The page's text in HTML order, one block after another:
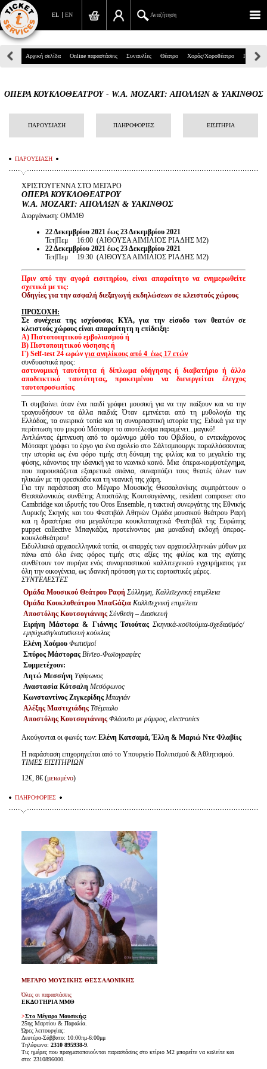
EN
EL Αναζήτηση
Πανεπιστημίου 39, Αθήνα
info@ticketservices.gr
Αναζήτηση
Παραγγελία
Αναζήτηση παραγγελίας
Πληροφορίες
Είσοδος διαχειριστή
Αρχική σελίδα Online παραστάσεις Συναυλίες Θέατρο Χορός/Χοροθέατρο Παιδικά
ΟΠΕΡΑ ΚΟΥΚΛΟΘΕΑΤΡΟΥ - W.A. MOZART: ΑΠΟΛΛΩΝ & ΥΑΚΙΝΘΟΣ
ΠΑΡΟΥΣΙΑΣΗ ΠΛΗΡΟΦΟΡΙΕΣ ΕΙΣΙΤΗΡΙΑ
ΠΑΡΟΥΣΙΑΣΗ
ΧΡΙΣΤΟΥΓΕΝΝΑ ΣΤΟ ΜΕΓΑΡΟ
ΟΠΕΡΑ ΚΟΥΚΛΟΘΕΑΤΡΟΥ
W.A. MOZART: ΑΠΟΛΛΩΝ & ΥΑΚΙΝΘΟΣ
Διοργάνωση: ΟΜΜΘ
22 Δεκεμβρίου 2021 έως 23 Δεκεμβρίου 2021
Τετ|Πεμ 16:00 (ΑΙΘΟΥΣΑ ΑΙΜΙΛΙΟΣ ΡΙΑΔΗΣ Μ2)
22 Δεκεμβρίου 2021 έως 23 Δεκεμβρίου 2021
Τετ|Πεμ 19:30 (ΑΙΘΟΥΣΑ ΑΙΜΙΛΙΟΣ ΡΙΑΔΗΣ Μ2)
Πριν από την αγορά εισιτηρίου, είναι απαραίτητο να ενημερωθείτε
σχετικά με τις:
Οδηγίες για την ασφαλή διεξαγωγή εκδηλώσεων σε κλειστούς χώρους
ΠΡΟΣΟΧΗ:
Σε συνέχεια της ισχύουσας ΚΥΑ, για την είσοδο των θεατών σε
κλειστούς χώρους είναι απαραίτητη η επίδειξη:
Α) Πιστοποιητικού εμβολιασμού ή
Β) Πιστοποιητικού νόσησης ή
Γ) Self-test 24 ωρώνγια ανηλίκους από 4 έως 17 ετών
συνδυαστικά προς:
αστυνομική ταυτότητα ή δίπλωμα οδήγησης ή διαβατήριο ή άλλο
αποδεικτικό ταυτότητας, προκειμένου να διενεργείται έλεγχος
ταυτοπροσωπίας
Τι συμβαίνει όταν ένα παιδί γράφει μουσική για να την παίξουν και να την
τραγουδήσουν τα άλλα παιδιά; Όταν εμπνέεται από τη μυθολογία της
Ελλάδας, τα ονειρικά τοπία και τη συναρπαστική ιστορία της; Ειδικά για την
περίπτωση του μικρού Μότσαρτ το αποτέλεσμα παραμένει...μαγικό!
Αντλώντας έμπνευση από το ομώνυμο μύθο του Οβιδίου, ο εντεκάχρονος
Μότσαρτ γράφει το έργο για ένα σχολείο στο Σάλτσμπουργκ παραλλάσσοντας
την ιστορία ως ένα φόρο τιμής στη δύναμη της φιλίας και το μεγαλείο της
φύσης, κάνοντας την ιδανική για το νεανικό κοινό. Μια όπερα-κομψοτέχνημα,
που παρουσιάζεται εξαιρετικά σπάνια, συναρπάζει τους θεατές όλων των
ηλικιών με τη φρεσκάδα και τη νεανική της χάρη.
Για την παράσταση στο Μέγαρο Μουσικής Θεσσαλονίκης συμπράττουν ο
Θεσσαλονικιός συνθέτης Αποστόλης Κουτσογιάννης, resident composer στο
Cambridge και ιδρυτής του Oros Ensemble, η τακτική συνεργάτης της Εθνικής
Λυρικής Σκηνής και του Φεστιβάλ Αθηνών Ομάδα μουσικού θεάτρου Ραφή
και η δραστήρια στα μεγαλύτερα κουκλοπαιχτικά Φεστιβάλ της Ευρώπης
puppet collective Μπαγκάζια, προτείνοντας μια μοναδική εκδοχή όπερας-
κουκλοθεάτρου!
Ειδυλλιακά αρχαιοελληνικά τοπία, οι απαρχές των αρχαιοελληνικών μύθων μα
πάνω από όλα ένας φόρος τιμής στις αξίες της φιλίας και της αγάπης
συνθέτουν τον πυρήνα ενός συναρπαστικού καλλιτεχνικού εγχειρήματος για
όλη την οικογένεια, ως ιδανική πρόταση για τις εορταστικές μέρες.
ΣΥΝΤΕΛΕΣΤΕΣ
Ομάδα Μουσικού Θεάτρου Ραφή Σύλληψη, Καλλιτεχνική επιμέλεια
Ομάδα Κουκλοθεάτρου ΜπαGάζια Καλλιτεχνική επιμέλεια
Αποστόλης Κουτσογιάννης Σύνθεση – Διασκευή
Ειρήνη Μάστορα & Γιάννης Τσιούτας Σκηνικά-κοστούμια-σχεδιασμός/
εμψύχωση/κατασκευή κούκλας
Ελένη Χούμου Φωτισμοί
Σπύρος Μάστορας Βίντεο-Φωτογραφίες
Συμμετέχουν:
Λητώ Μεσσήνη Υψίφωνος
Αναστασία Κότσαλη Μεσόφωνος
Κωνσταντίνος Ζιγκερίδης Μπαγιάν
Αλέξης Μαστιχιάδης Τσέμπαλο
Αποστόλης Κουτσογιάννης Φλάουτο με ράμφος, electronics
Ακούγονται οι φωνές των: Ελένη Κατσαμά, Έλλη & Μαριώ Ντε Φλαβίις
Η παράσταση επιχορηγείται από το Υπουργείο Πολιτισμού & Αθλητισμού.
ΤΙΜΕΣ ΕΙΣΙΤΗΡΙΩΝ
12€, 8€ (μειωμένο)
ΠΛΗΡΟΦΟΡΙΕΣ
ΜΕΓΑΡΟ ΜΟΥΣΙΚΗΣ ΘΕΣΣΑΛΟΝΙΚΗΣ
Όλες οι παραστάσεις
ΕΚΔΟΤΗΡΙΑ ΜΜΘ
>Στο Μέγαρο Μουσικής:
25ης Μαρτίου & Παραλία.
Ώρες λειτουργίας:
Δευτέρα-Σάββατο: 10:00πμ-6:00μμ
Τηλέφωνο: 2310 895938-9.
Τις ημέρες που πραγματοποιούνται παραστάσεις στο κτίριο Μ2 μπορείτε να καλείτε και
στο: 2310896000.